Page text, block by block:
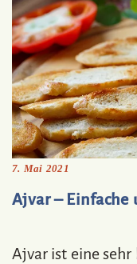
7. Mai 2021
Ajvar – Einfache
Ajvar ist eine sehr